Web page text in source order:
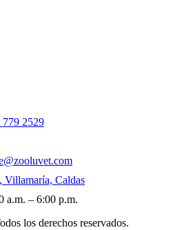
2529
Villamaría, Caldas
a.m. – 6:00 p.m.
los derechos reservados.